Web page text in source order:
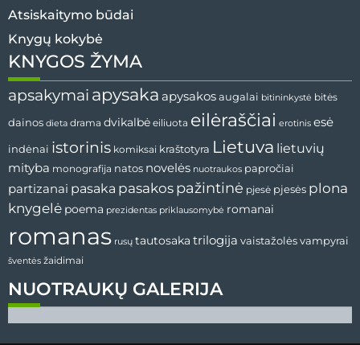
Atsiskaitymo būdai
Knygų kokybė
NUOTRAUKŲ GALERIJA
KNYGOS ŽYMA
apsakymai apysaka apysakos augalai bitininkystė bitės
dainos dieta drama dvikalbė eiliuota eilėraščiai erotinis esė
indėnai istorinis komiksai kraštotyra Lietuva lietuvių
mityba monografija natos novelės nuotraukos papročiai
partizanai pasaka pasakos pažintinė pjesė pjesės plona
knygelė poema prezidentas priklausomybė romanai
romanas rusų tautosaka trilogija vaistažolėsvampyrai
šventės žaidimai